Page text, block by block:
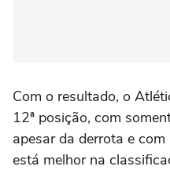
Com o resultado, o
12ª posição, com
apesar da derrota e
está melhor na